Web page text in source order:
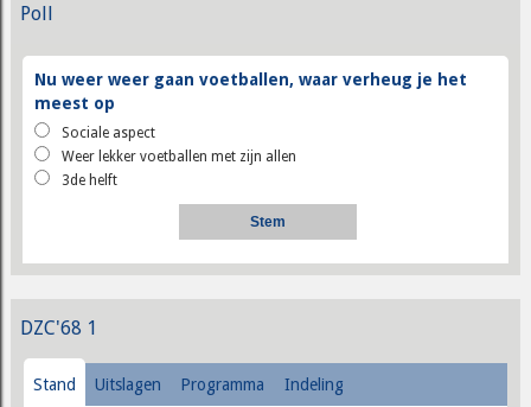
Poll
Nu weer weer gaan voetballen, waar verheug je het
meest op
Sociale aspect
Weer lekker voetballen met zijn allen
3de helft
DZC'68 1
Stand Uitslagen Programma Indeling